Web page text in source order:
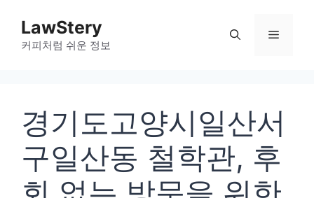
LawStery
커피처럼 쉬운 정보
메
경기도고양시일산서
구일산동 철학관, 후